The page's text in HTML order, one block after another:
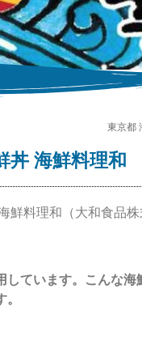
東京都
海鮮料理和
料理和（大和食品株
ています。こんな海